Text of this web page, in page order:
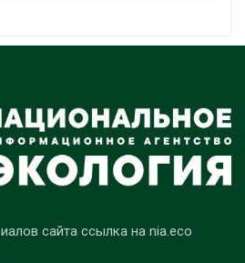
сайта ссылка на nia.eco